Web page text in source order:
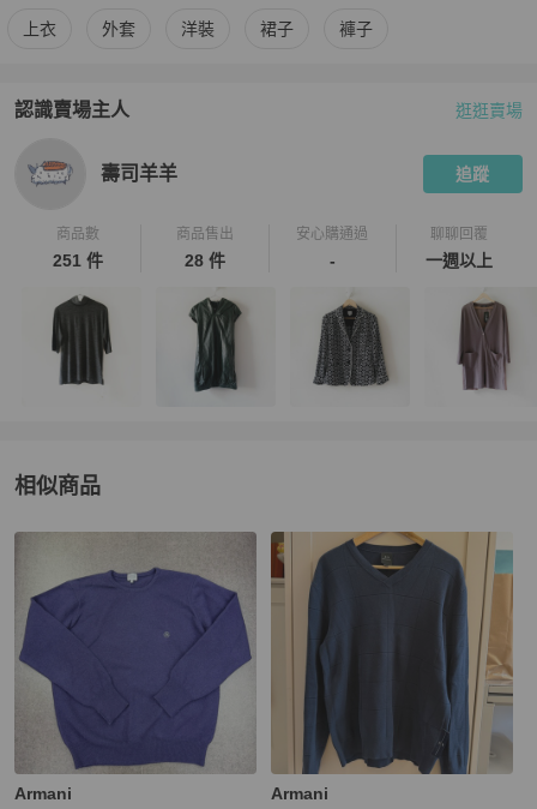
更多 Armani Jeans 女裝相似商品推薦
上衣 外套 洋裝 裙子 褲子
認識賣場主人
PopChill 拍拍圈嚴選賣家
逛逛賣場
壽司羊羊 追蹤
商品數
251 件
商品售出
28 件
安心購通過
-
聊聊回覆
一週以上
相似商品
更多相似Armani Jeans女裝推薦精品
Armani Armani